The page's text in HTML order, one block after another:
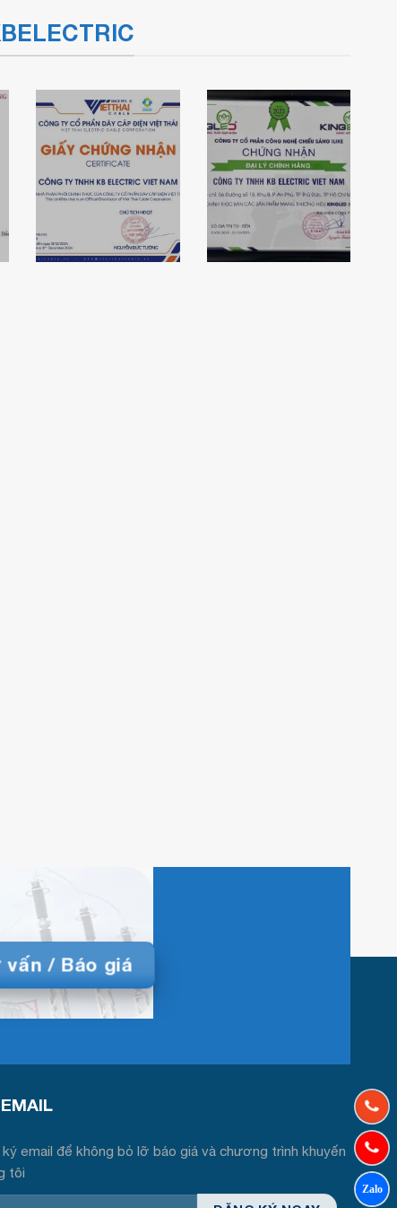
Chứng nhận đại
lý cáp điện Việt
Chứng nhận đại
lý chính hãng
Kingled của
KBElectric
vấn / Báo giá
ký email để không bỏ lỡ báo giá và chương trình khuyến
tôi